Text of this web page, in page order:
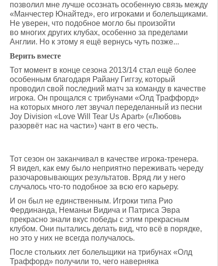
позволил мне лучше осознать особенную связь между
«Манчестер Юнайтед», его игроками и болельщиками.
Не уверен, что подобное могло бы произойти
во многих других клубах, особенно за пределами
Англии. Но к этому я ещё вернусь чуть позже...
Верить вместе
Тот момент в конце сезона 2013/14 стал ещё более
особенным благодаря Райану Гиггзу, который
проводил свой последний матч за команду в качестве
игрока. Он прощался с трибунами «Олд Траффорд»
на которых много лет звучал переделанный из песни
Joy Division «Love Will Tear Us Apart» («Любовь
разорвёт нас на части») чант в его честь.
Тот сезон он заканчивал в качестве игрока-тренера.
Я видел, как ему было неприятно переживать череду
разочаровывающих результатов. Вряд ли у него
случалось что-то подобное за всю его карьеру.
И он был не единственным. Игроки типа Рио
Фердинанда, Неманьи Видича и Патриса Эвра
прекрасно знали вкус победы с этим прекрасным
клубом. Они пытались делать вид, что всё в порядке,
но это у них не всегда получалось.
После стольких лет болельщики на трибунах «Олд
Траффорд» получили то, чего наверняка